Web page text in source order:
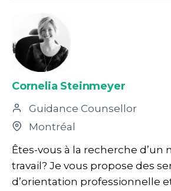
Cornelia Steinmeyer
Guidance Counsellor
Montréal
Êtes-vous à la recherche d’un
travail? Je vous propose des
d’orientation professionnelle